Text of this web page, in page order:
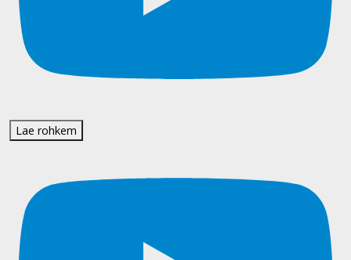
Lae rohkem